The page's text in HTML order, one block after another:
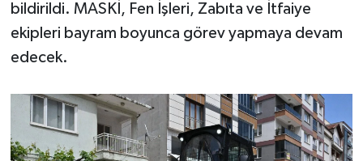
bildirildi. MASKİ, Fen İşleri, Zabıta ve İtfaiye
ekipleri bayram boyunca görev yapmaya devam
edecek.